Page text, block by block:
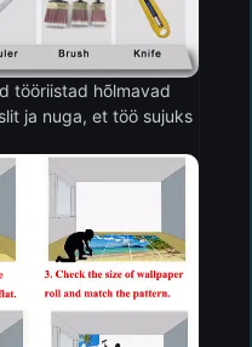
tööriistad hõlmavad
ja nuga, et töö sujuks